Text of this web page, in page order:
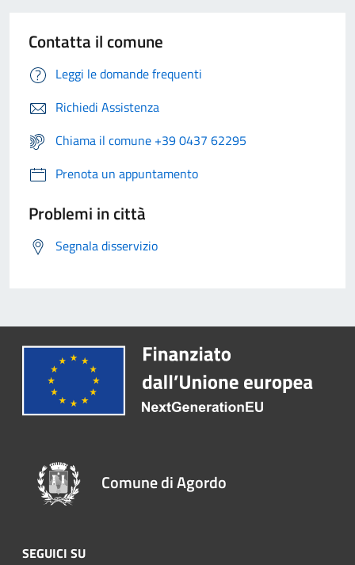
Contatta il comune
Leggi le domande frequenti
Richiedi Assistenza
Chiama il comune +39 0437 62295
Prenota un appuntamento
Problemi in città
Segnala disservizio
Comune di Agordo
SEGUICI SU